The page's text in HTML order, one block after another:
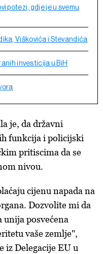
potezi, gdje je u svemu
Viškovića i Stevandića
investicija u BiH
je, da državni
funkcija i policijski
pritiscima da se
nivou.
cijenu napada na
Dozvolite mi da
unija posvećena
vaše zemlje",
iz Delegacije EU u